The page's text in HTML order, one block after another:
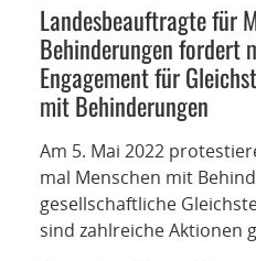
NETZWERK
SPONSORING
KONTAKT
Landesbeauftragte für
Behinderungen fordert
Engagement für
mit Behinderungen
Am 5. Mai 2022
mal Menschen mit
gesellschaftliche
sind zahlreiche Aktionen